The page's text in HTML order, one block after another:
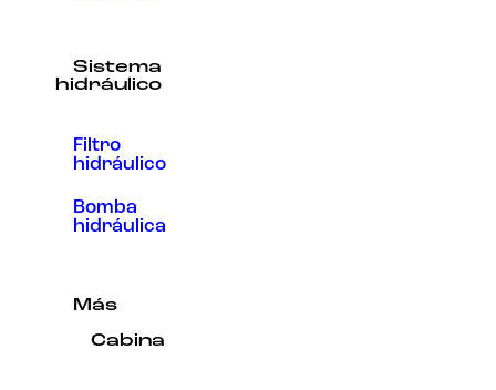
Sistema
hidráulico
Filtro
hidráulico
Bomba
hidráulica
Más
Cabina